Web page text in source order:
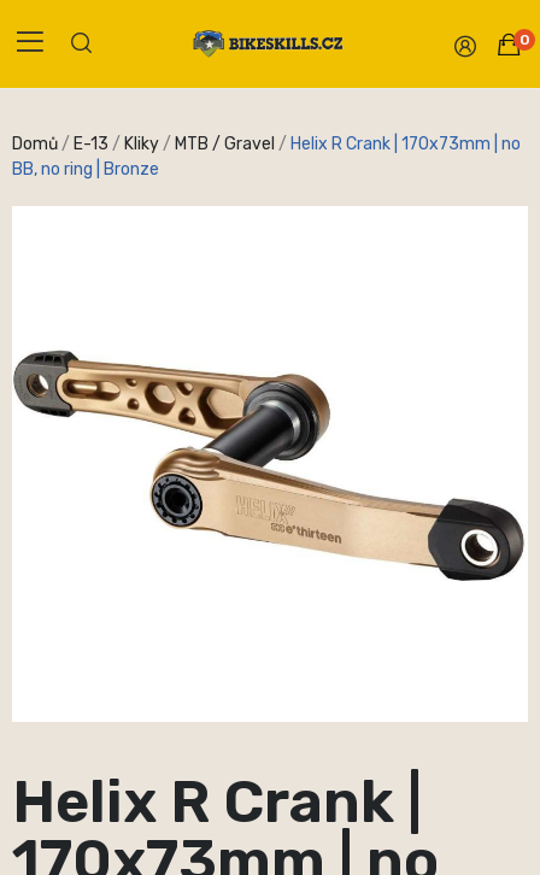
0
Domů E-13 Kliky MTB / Gravel
Helix R Crank | 170x73mm | no
BB, no ring | Bronze
Helix R Crank |
170x73mm | no